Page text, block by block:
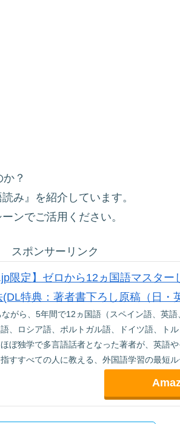
？
み』を紹介しています。
ンでご活用ください。
スポンサーリンク
限定】ゼロから12ヵ国語マスター
(DL特典：著者書下ろし原稿（日・
がら、5年間で12ヵ国語（スペイン語、英
、ロシア語、ポルトガル語、ドイツ語、トル
ぼ独学で多言語話者となった著者が、英語
指すすべての人に教える、外国語学習の最短ル